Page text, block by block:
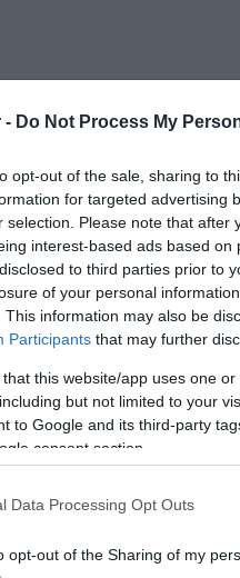
- Do Not Process My
opt-out of the sale, sharing to
for targeted advertising
selection. Please note that
interest-based ads based
to third parties prior to
of your personal
This information may also be
Participants that may further
that this website/app uses one
but not limited to your
to Google and its third-party
consent section.
Data Processing Opt Outs
opt-out of the Sharing of my
η “Αστερομάτα”
για τα αρνητικά
- 10:16
2025: